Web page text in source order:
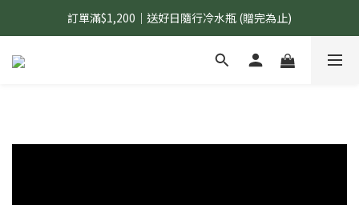
國內$899免運｜加LINE好友領70元優惠券
訂單滿$1,200｜送好日隨行冷水瓶 (贈完為止)
國內$899免運｜加LINE好友領70元優惠券